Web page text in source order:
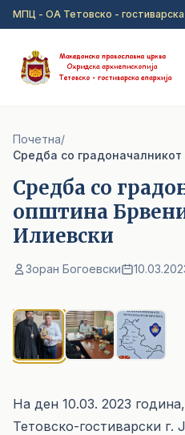
Прејди на главна содржина
МПЦ - ОА Тетовско - гостиварска
Почетна/
Cредба со
општина
Илиевски
Зоран Богоевски
На ден 10.03. 2023
Тетовско-гостиварски г.